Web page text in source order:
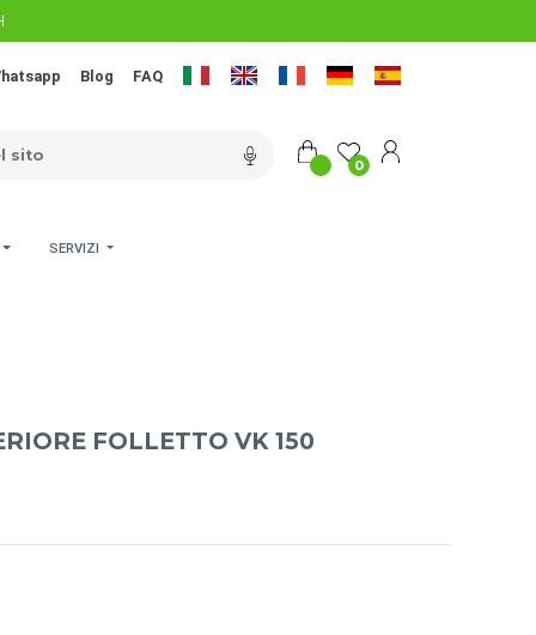
Blog FAQ
0
SERVIZI
FOLLETTO VK 150